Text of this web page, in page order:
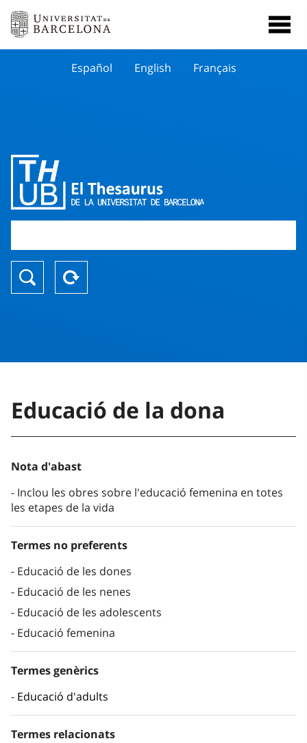
Español English Français
Educació de la dona
Nota d'abast
Inclou les obres sobre l'educació femenina en totes
les etapes de la vida
Termes no preferents
Educació de les dones
Educació de les nenes
Educació de les adolescents
Educació femenina
Termes genèrics
Educació d'adults
Termes relacionats